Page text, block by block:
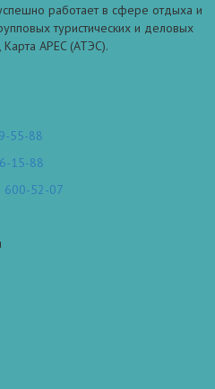
работает в сфере отдыха и
туристических и деловых
APEC (АТЭС).
55-88
15-88
600-52-07